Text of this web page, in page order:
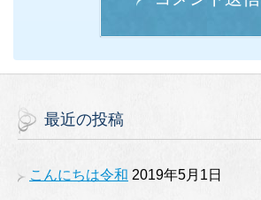
最近の投稿
こんにちは令和 2019年5月1日